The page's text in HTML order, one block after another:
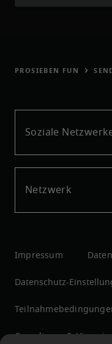
PROSIEBEN FUN
Soziale
Netzwerk
Impressum
Datenschutz-
Compliance &